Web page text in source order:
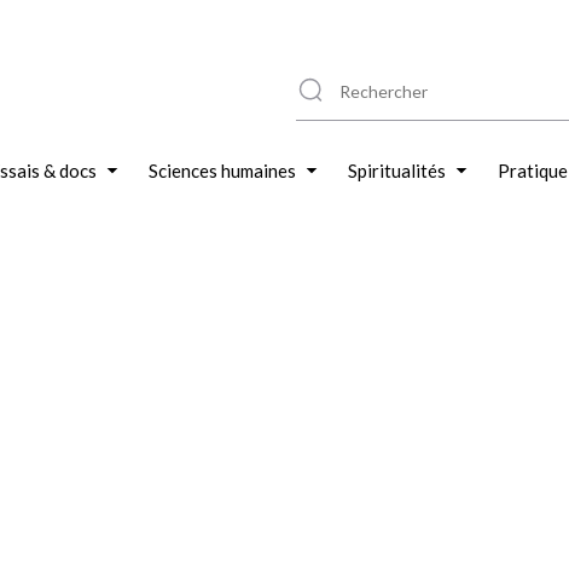
& docs Sciences humaines Spiritualités Pratique